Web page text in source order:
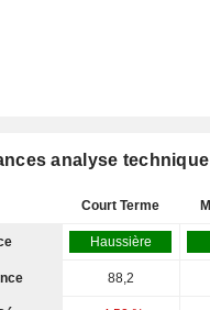
analyse technique
Court Terme
Haussière
88,2